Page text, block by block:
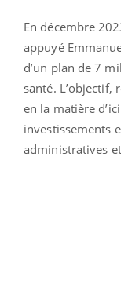
En décembre
appuyé
d’un plan de 7
santé. L’objectif,
en la matière
investissements
administratives